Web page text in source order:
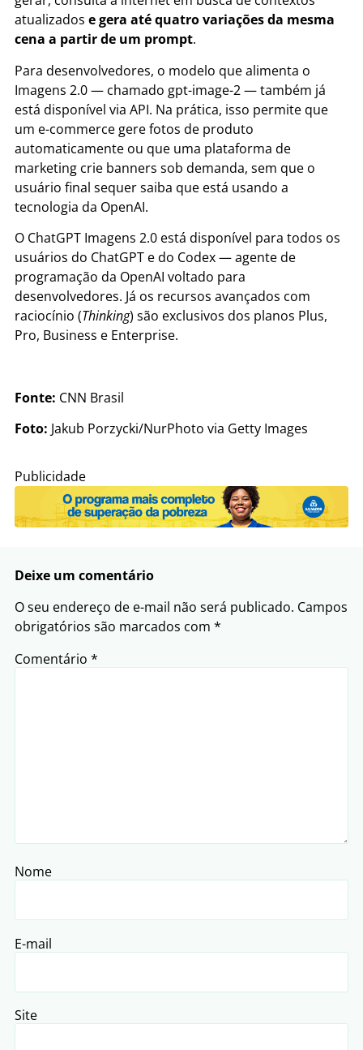
atualizados e gera até quatro variações da mesma
cena a partir de um prompt.
Para desenvolvedores, o modelo que alimenta o
Imagens 2.0 — chamado gpt-image-2 — também já
está disponível via API. Na prática, isso permite que
um e-commerce gere fotos de produto
automaticamente ou que uma plataforma de
marketing crie banners sob demanda, sem que o
usuário final sequer saiba que está usando a
tecnologia da OpenAI.
O ChatGPT Imagens 2.0 está disponível para todos os
usuários do ChatGPT e do Codex — agente de
programação da OpenAI voltado para
desenvolvedores. Já os recursos avançados com
raciocínio (Thinking) são exclusivos dos planos Plus,
Pro, Business e Enterprise.
Fonte: CNN Brasil
Foto: Jakub Porzycki/NurPhoto via Getty Images
Publicidade
Deixe um comentário
O seu endereço de e-mail não será publicado. Campos
obrigatórios são marcados com *
Comentário *
Nome
E-mail
Site